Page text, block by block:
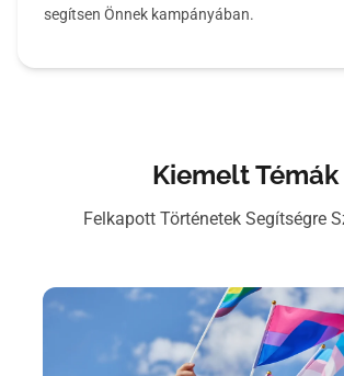
segítsen Önnek kampányában.
Kiemelt Témák
Felkapott Történetek Segítségre